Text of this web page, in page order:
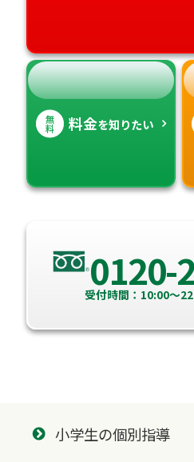
無
料 料金を知りたい
0120-
受付時間：10:00～
小学生の個別指導